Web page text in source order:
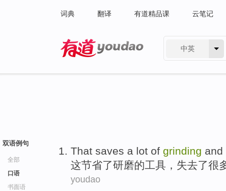
词典 翻译 有道精品课 云笔记
中英
双语例句
全部
口语
书面语
That saves a lot of grinding and
这节省了研磨的工具 ， 失去了很
youdao